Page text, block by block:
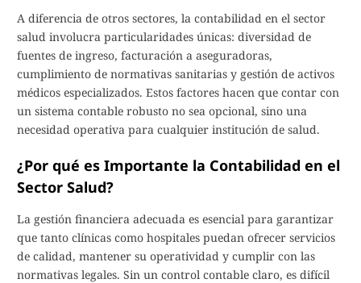
A diferencia de otros sectores, la contabilidad en el sector
salud involucra particularidades únicas: diversidad de
fuentes de ingreso, facturación a aseguradoras,
cumplimiento de normativas sanitarias y gestión de activos
médicos especializados. Estos factores hacen que contar con
un sistema contable robusto no sea opcional, sino una
necesidad operativa para cualquier institución de salud.
¿Por qué es Importante la Contabilidad en el
Sector Salud?
La gestión financiera adecuada es esencial para garantizar
que tanto clínicas como hospitales puedan ofrecer servicios
de calidad, mantener su operatividad y cumplir con las
normativas legales. Sin un control contable claro, es difícil